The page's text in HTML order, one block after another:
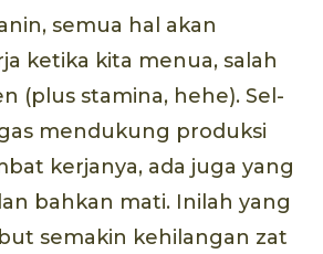
semua hal akan
ketika kita menua, salah
(plus stamina, hehe). Sel-
mendukung produksi
kerjanya, ada juga yang
bahkan mati. Inilah yang
semakin kehilangan zat